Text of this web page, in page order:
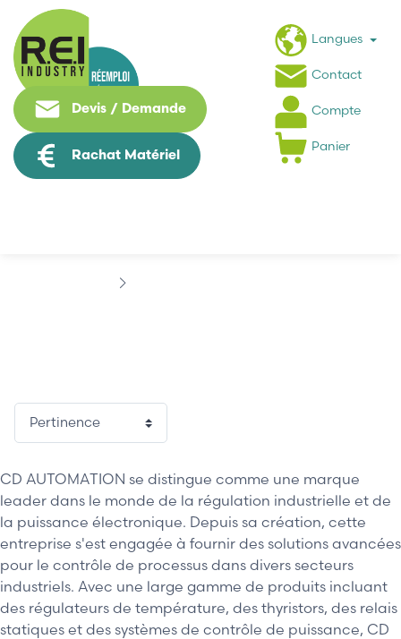
Devis / Demande
Rachat Matériel
Langues
Contact
Compte
Panier
CD AUTOMATION se distingue comme une marque
leader dans le monde de la régulation industrielle et de
la puissance électronique. Depuis sa création, cette
entreprise s'est engagée à fournir des solutions avancées
pour le contrôle de processus dans divers secteurs
industriels. Avec une large gamme de produits incluant
des régulateurs de température, des thyristors, des relais
statiques et des systèmes de contrôle de puissance, CD